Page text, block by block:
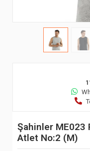
Şahinler ME023
Atlet No:2 (M)